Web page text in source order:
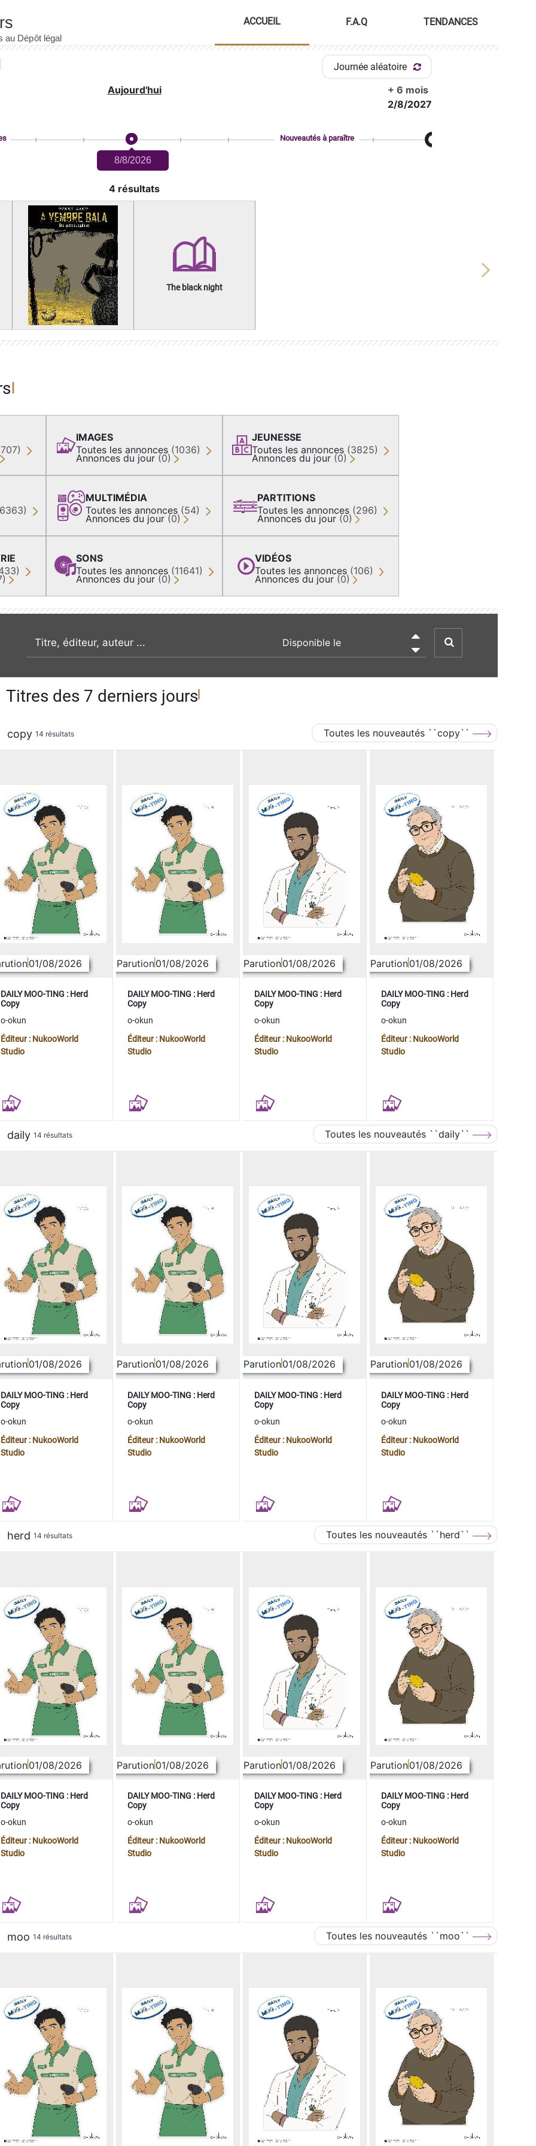
ACCUEIL F.A.Q TENDANCES
Journée aléatoire
Aujourd'hui
+ 6 mois
2/8/2027
8/8/2026
Nouveautés à paraître
4 résultats
The black night
Next
IMAGES
Toutes les annonces (1036)
Annonces du jour (0)
MULTIMÉDIA
Toutes les annonces (54)
Annonces du jour (0)
SONS
Toutes les annonces (11641)
Annonces du jour (0)
JEUNESSE
Toutes les annonces (3825)
Annonces du jour (0)
PARTITIONS
Toutes les annonces (296)
Annonces du jour (0)
VIDÉOS
Toutes les annonces (106)
Annonces du jour (0)
recherche par mot clé

Titres des 7 derniers jours
copy 14 résultats Toutes les nouveautés ``copy``
01/08/2026
DAILY MOO-TING : Herd
Copy
o-okun
Éditeur : NukooWorld
Studio
Parution01/08/2026
DAILY MOO-TING : Herd
Copy
o-okun
Éditeur : NukooWorld
Studio
Parution01/08/2026
DAILY MOO-TING : Herd
Copy
o-okun
Éditeur : NukooWorld
Studio
Parution01/08/2026
DAILY MOO-TING : Herd
Copy
o-okun
Éditeur : NukooWorld
Studio
daily 14 résultats Toutes les nouveautés ``daily``
01/08/2026
DAILY MOO-TING : Herd
Copy
o-okun
Éditeur : NukooWorld
Studio
Parution01/08/2026
DAILY MOO-TING : Herd
Copy
o-okun
Éditeur : NukooWorld
Studio
Parution01/08/2026
DAILY MOO-TING : Herd
Copy
o-okun
Éditeur : NukooWorld
Studio
Parution01/08/2026
DAILY MOO-TING : Herd
Copy
o-okun
Éditeur : NukooWorld
Studio
herd 14 résultats Toutes les nouveautés ``herd``
01/08/2026
DAILY MOO-TING : Herd
Copy
o-okun
Éditeur : NukooWorld
Studio
Parution01/08/2026
DAILY MOO-TING : Herd
Copy
o-okun
Éditeur : NukooWorld
Studio
Parution01/08/2026
DAILY MOO-TING : Herd
Copy
o-okun
Éditeur : NukooWorld
Studio
Parution01/08/2026
DAILY MOO-TING : Herd
Copy
o-okun
Éditeur : NukooWorld
Studio
moo 14 résultats Toutes les nouveautés ``moo``